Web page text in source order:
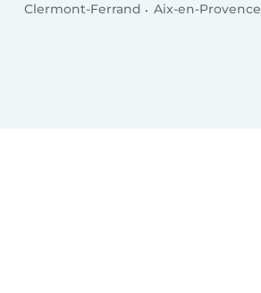
Clermont-Ferrand
Aix-en-Provence